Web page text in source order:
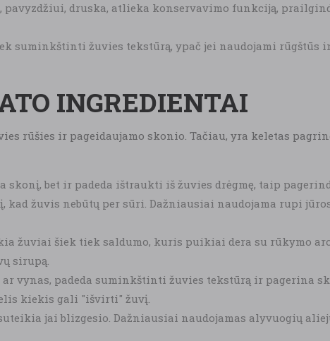
druska, atlieka konservavimo funkciją,
suminkštinti žuvies tekstūrą, ypač jei naudojami rūgštūs
INGREDIENTAI
rūšies ir pageidaujamo skonio. Tačiau, yra keletas
bet ir padeda ištraukti iš žuvies drėgmę, taip
žuvis nebūtų per sūri. Dažniausiai naudojama rupi
žuviai šiek tiek saldumo, kuris puikiai dera su rūkymo
sirupą.
vynas, padeda suminkštinti žuvies tekstūrą ir pagerina
kiekis gali "išvirti" žuvį.
jai blizgesio. Dažniausiai naudojamas alyvuogių